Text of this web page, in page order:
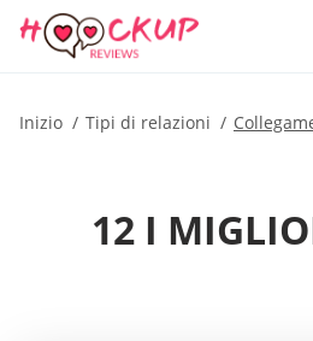
Inizio Tipi di relazioni
12 I